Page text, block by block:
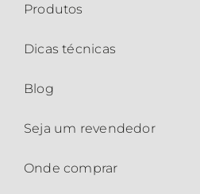
Produtos
Dicas técnicas
Blog
Seja um revendedor
Onde comprar